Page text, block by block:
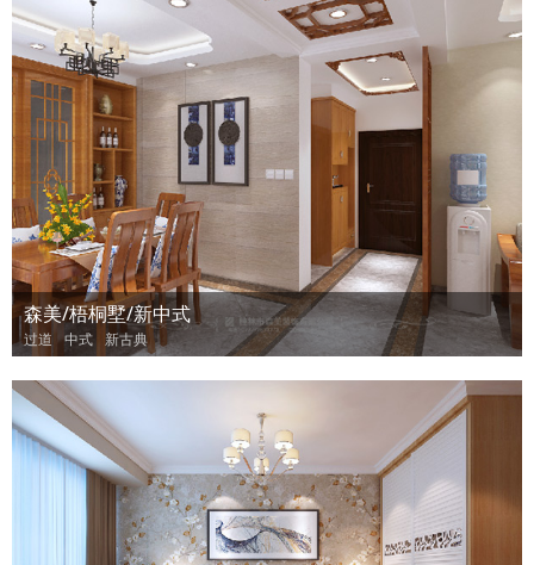
森美/梧桐墅/新中式
过道 中式 新古典